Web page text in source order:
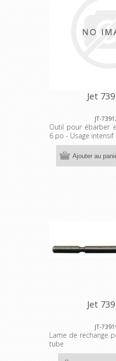
Jet
JT-
Outil pour ébarber
6 po - Usage intensif
Ajouter au
Jet
JT-
Lame de rechange
tube